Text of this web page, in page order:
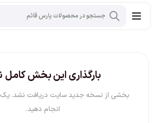
بارگذاری این بخش
بخشی از نسخه جدید سایت دریافت نشد. یک
انجام دهید.